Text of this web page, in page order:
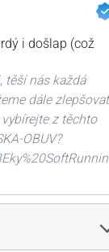
i došlap (což
těší nás každá
dále
z těchto
OBUV?